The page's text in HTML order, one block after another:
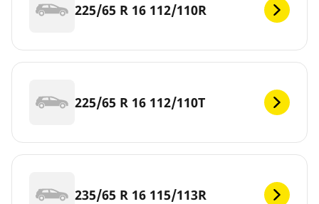
225/65 R 16 112/110R
225/65 R 16 112/110T
235/65 R 16 115/113R